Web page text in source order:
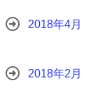
2018年4月
2018年2月